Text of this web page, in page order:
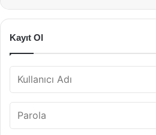
Kayıt Ol